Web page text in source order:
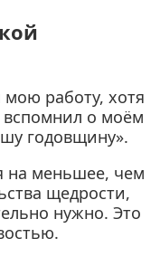
работу, хотя
вспомнил о моём
годовщину».
на меньшее, чем
щедрости,
нужно. Это